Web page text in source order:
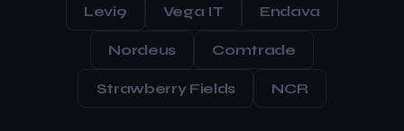
Levi9 Vega IT Endava
Nordeus Comtrade
Strawberry Fields NCR